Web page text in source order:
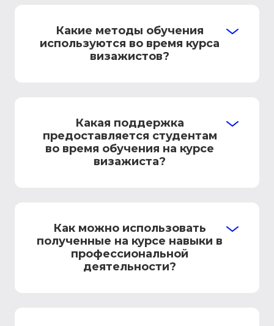
Какие методы обучения
используются во время курса
визажистов?
Какая поддержка
предоставляется студентам
во время обучения на курсе
визажиста?
Как можно использовать
полученные на курсе навыки в
профессиональной
деятельности?